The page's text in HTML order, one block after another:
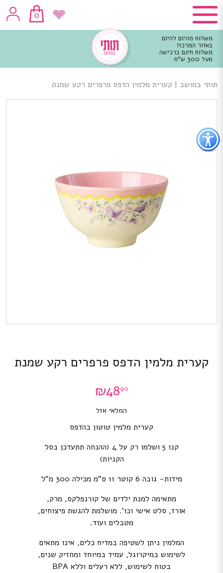
כפתור
לפתיחת
תפריט
נגישות
0
משלוח מהיום להיום
באזור המרכז!
משלוח חינם ברכישה
מעל 300 ש"ח
מרכזי
תותי במושב | קערית מלמין הדפס פרפרים רקע שמנת
קערית מלמין הדפס פרפרים רקע שמנת
₪4890
המלאי אזל
קערית מלמין טוטון בהדפס
קנו 5 ושלמו רק על 4 (ההנחה תתעדכן בסל
הקניות)
מידות- גובה 6 קוטר 11 ס”מ מכילה 300 מ”ל
מתאימה למנת ילדים של קורנפלקס, מרק,
אורז, סלט אישי וכו’. מושלמת להגשת פיצוחים,
מטבלים ועוד.
המלמין ניתן לשטיפה במדיח כלים, אינו מתאים
לשימוש במיקרוגל, עמיד במיוחד ומחזיק שנים,
בטוח לשימוש, ללא רעלים וללא BPA